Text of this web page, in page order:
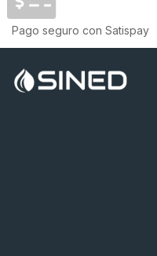
Pago seguro con Satispay